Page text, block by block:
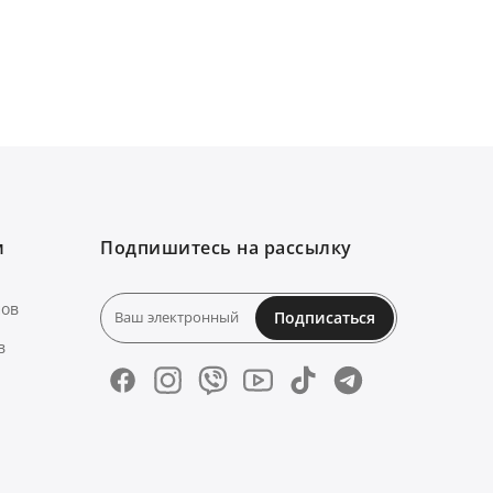
Подпишитесь на рассылку
Подписаться